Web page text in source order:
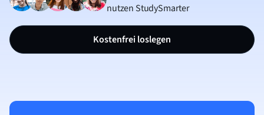
nutzen StudySmarter
Kostenfrei loslegen